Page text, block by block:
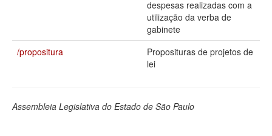
despesas realizadas com a
utilização da verba de
gabinete
/propositura
Proposituras de projetos de
lei
Assembleia Legislativa do Estado de São Paulo